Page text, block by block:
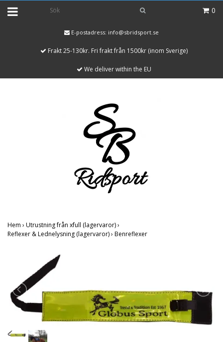
0
E-postadress: info@sbridsport.se
Frakt 25-130kr. Fri frakt från 1500kr (inom Sverige)
We deliver within the EU
Hem › Utrustning från xfull (lagervaror)›
Reflexer & Lednelysning (lagervaror)› Benreflexer